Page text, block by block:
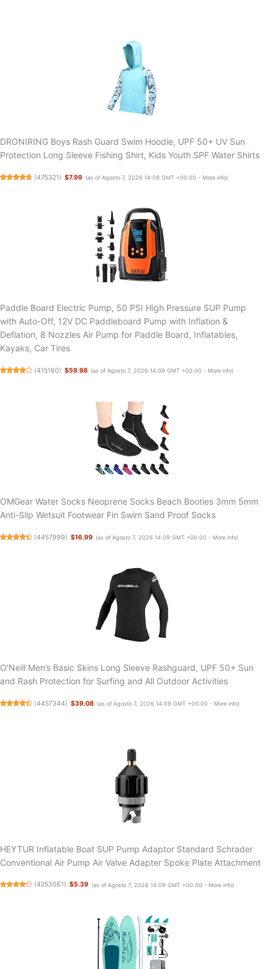
DRONIRING Boys Rash Guard Swim Hoodie, UPF 50+ UV Sun
Protection Long Sleeve Fishing Shirt, Kids Youth SPF Water Shirts
(475321) $7.99 (as of Agosto 7, 2026 14:09 GMT +00:00 - More info)
Paddle Board Electric Pump, 50 PSI High Pressure SUP Pump
with Auto-Off, 12V DC Paddleboard Pump with Inflation &
Deflation, 8 Nozzles Air Pump for Paddle Board, Inflatables,
Kayaks, Car Tires
(415180) $59.98 (as of Agosto 7, 2026 14:09 GMT +00:00 - More info)
OMGear Water Socks Neoprene Socks Beach Booties 3mm 5mm
Anti-Slip Wetsuit Footwear Fin Swim Sand Proof Socks
(4457999) $16.99 (as of Agosto 7, 2026 14:09 GMT +00:00 - More info)
O'Neill Men’s Basic Skins Long Sleeve Rashguard, UPF 50+ Sun
and Rash Protection for Surfing and All Outdoor Activities
(4457344) $39.08 (as of Agosto 7, 2026 14:09 GMT +00:00 - More info)
HEYTUR Inflatable Boat SUP Pump Adaptor Standard Schrader
Conventional Air Pump Air Valve Adapter Spoke Plate Attachment
(4253061 ) $5.39 (as of Agosto 7, 2026 14:09 GMT +00:00 - More info)